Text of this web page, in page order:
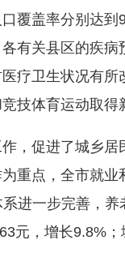
覆盖率分别达
有关县区的疾
疗卫生状况有
技体育运动取得
促进了城乡居
重点，全市就
进一步完善，
元，增长9.8%